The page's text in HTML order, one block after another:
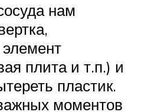
нам
плита и т.п.) и
пластик.
моментов